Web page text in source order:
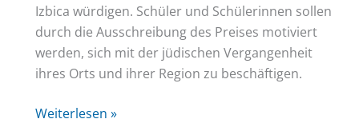
Izbica würdigen. Schüler und Schülerinnen sollen
durch die Ausschreibung des Preises motiviert
werden, sich mit der jüdischen Vergangenheit
ihres Orts und ihrer Region zu beschäftigen.
Robert
Weiterlesen »